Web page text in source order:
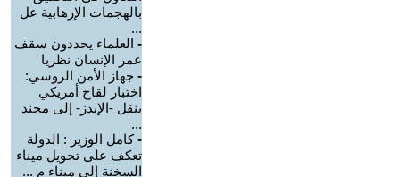
بالهجمات الإرهابية عل
...
- العلماء يحددون سقف
عمر الإنسان نظريا
- جهاز الأمن الروسي:
اختبار لقاح أمريكي
ينقل -الإيدز- إلى مجند
...
-كامل الوزير : الدولة
تعكف على تحويل ميناء
السخنة إلى ميناء م ...